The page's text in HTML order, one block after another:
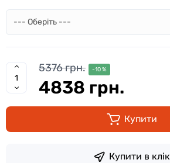
5376 грн. -10 %
4838 грн.
Купити
Купити в клік